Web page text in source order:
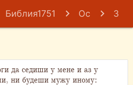
Библия1751 Ос 3
да седиши у мене и аз у
ни будеши мужу иному: